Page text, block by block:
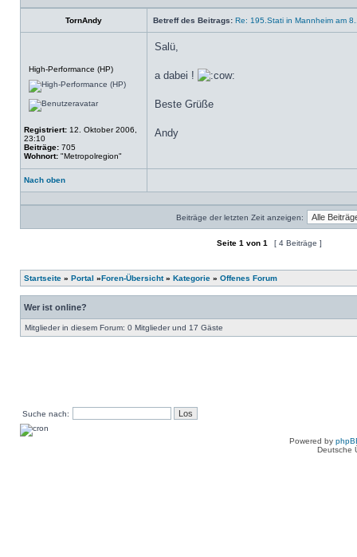
TornAndy Betreff des Beitrags: Re: 195.Stati in Mannheim am
High-Performance (HP)
Registriert: 12. Oktober 2006,
23:10
Beiträge: 705
Wohnort: "Metropolregion"
Salü,
a dabei !
Beste Grüße
Andy
Nach oben
Profil
Beiträge der letzten Zeit anzeigen:
Seite 1 von 1 [ 4 Beiträge ]
Startseite » Portal »Foren-Übersicht» Kategorie » Offenes Forum
Wer ist online?
Mitglieder in diesem Forum: 0 Mitglieder und 17 Gäste
Suche nach:
Powered by
Deutsche